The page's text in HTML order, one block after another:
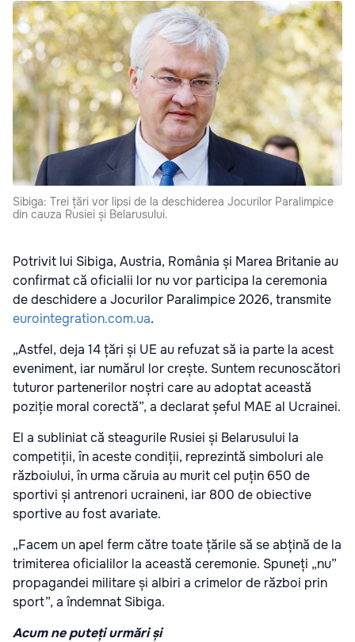
Sibiga: Trei țări vor lipsi de la deschiderea Jocurilor Paralimpice
din cauza Rusiei și Belarusului.
Potrivit lui Sibiga, Austria, România și Marea Britanie au
confirmat că oficialii lor nu vor participa la ceremonia
de deschidere a Jocurilor Paralimpice 2026, transmite
eurointegration.com.ua.
„Astfel, deja 14 țări și UE au refuzat să ia parte la acest
eveniment, iar numărul lor crește. Suntem recunoscători
tuturor partenerilor noștri care au adoptat această
poziție moral corectă”, a declarat șeful MAE al Ucrainei.
El a subliniat că steagurile Rusiei și Belarusului la
competiții, în aceste condiții, reprezintă simboluri ale
războiului, în urma căruia au murit cel puțin 650 de
sportivi și antrenori ucraineni, iar 800 de obiective
sportive au fost avariate.
„Facem un apel ferm către toate țările să se abțină de la
trimiterea oficialilor la această ceremonie. Spuneți „nu”
propagandei militare și albiri a crimelor de război prin
sport”, a îndemnat Sibiga.
Acum ne puteți urmări și